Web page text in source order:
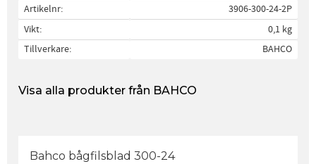
Artikelnr
3906-300-24-2P
Vikt
0,1 kg
Tillverkare
BAHCO
Visa alla produkter från BAHCO
Bahco bågfilsblad 300-24